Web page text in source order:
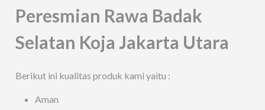
Peresmian Rawa Badak
Selatan Koja Jakarta Utara
Berikut ini kualitas produk kami yaitu :
Aman